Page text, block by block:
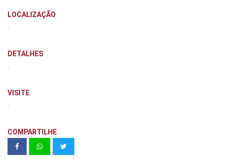
LOCALIZAÇÃO
DETALHES
VISITE
COMPARTILHE
Living Heredità Alto do Ipiranga 69m²